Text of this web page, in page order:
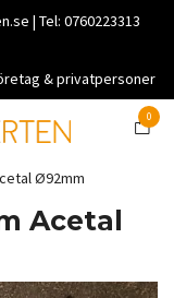
| Tel: 0760223313
& privatpersoner
0
Ø92mm
Acetal